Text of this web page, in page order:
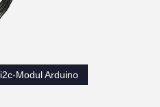
i2c-Modul Arduino